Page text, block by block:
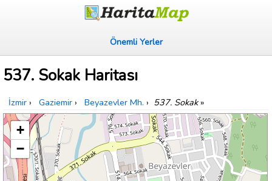
Önemli Yerler
537. Sokak Haritası
İzmir › Gaziemir › Beyazevler Mh. › 537. Sokak»
+
−